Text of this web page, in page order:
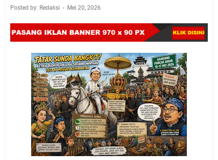
Posted by: Redaksi Mei 20, 2026